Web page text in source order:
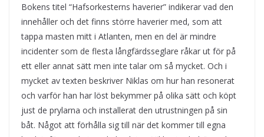
Bokens titel “Hafsorkesterns haverier” indikerar vad den
innehåller och det finns större haverier med, som att
tappa masten mitt i Atlanten, men en del är mindre
incidenter som de flesta långfärdsseglare råkar ut för på
ett eller annat sätt men inte talar om så mycket. Och i
mycket av texten beskriver Niklas om hur han resonerat
och varför han har löst bekymmer på olika sätt och köpt
just de prylarna och installerat den utrustningen på sin
båt. Något att förhålla sig till när det kommer till egna